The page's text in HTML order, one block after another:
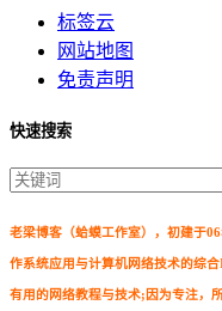
标签云
网站地图
免责声明
快速搜索
老梁博客（蛤蟆工作室），初建于
作系统应用与计算机网络技术的综
有用的网络教程与技术;因为专注，